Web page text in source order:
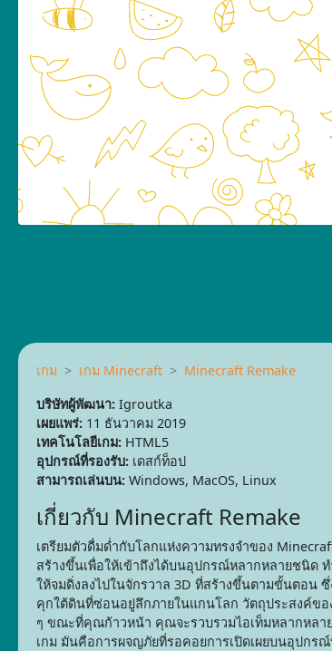
เกม เกม Minecraft
Minecraft Remake
บริษัทผู้พัฒนา: Igroutka
เผยแพร่: 11 ธันวาคม 2019
เทคโนโลยีเกม: HTML5
อุปกรณ์ที่รองรับ: เดสก์ท็อป
สามารถเล่นบน: Windows, MacOS, Linux
เกี่ยวกับ Minecraft Remake
เตรียมตัวดื่มด่ำกับโลกแห่งความทรงจำของ
สร้างขึ้นเพื่อให้เข้าถึงได้บนอุปกรณ์หลากหลายชนิด
ให้จมดิ่งลงไปในจักรวาล 3D ที่สร้างขึ้นตามขั้นตอน
คุกใต้ดินที่ซ่อนอยู่ลึกภายในแกนโลก วัตถุประสงค์ข
ๆ ขณะที่คุณก้าวหน้า คุณจะรวบรวมไอเท็มหลากหลา
เกม มันคือการผจญภัยที่รอคอยการเปิดเผยบนอุปก